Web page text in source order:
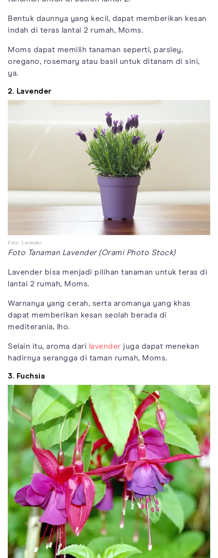
Bentuk daunnya yang kecil, dapat memberikan kesan
indah di teras lantai 2 rumah, Moms.
Moms dapat memilih tanaman seperti, parsley,
oregano, rosemary atau basil untuk ditanam di sini,
ya.
2. Lavender
Foto: Lavender
Foto Tanaman Lavender (Orami Photo Stock)
Lavender bisa menjadi pilihan tanaman untuk teras di
lantai 2 rumah, Moms.
Warnanya yang cerah, serta aromanya yang khas
dapat memberikan kesan seolah berada di
mediterania, lho.
Selain itu, aroma dari lavender juga dapat menekan
hadirnya serangga di taman rumah, Moms.
3. Fuchsia